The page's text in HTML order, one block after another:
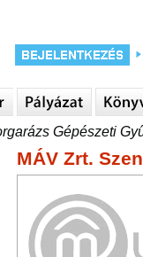
Gépészeti
MÁV Zrt.